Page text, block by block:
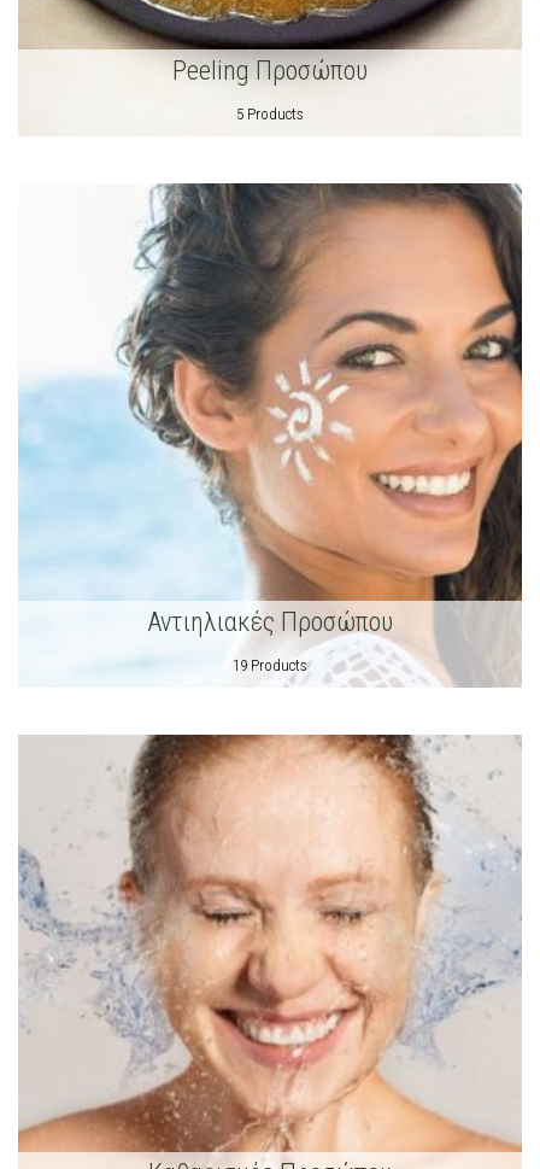
Peeling Προσώπου
5 Products
Αντιηλιακές Προσώπου
19 Products